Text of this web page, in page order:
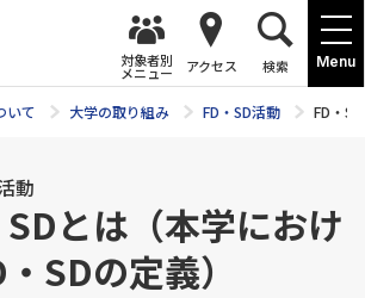
Menu
対象者別
メニュー アクセス 検索
いて 大学の取り組み FD・SD活動 FD・
動
とは（本学におけ
SDの定義）